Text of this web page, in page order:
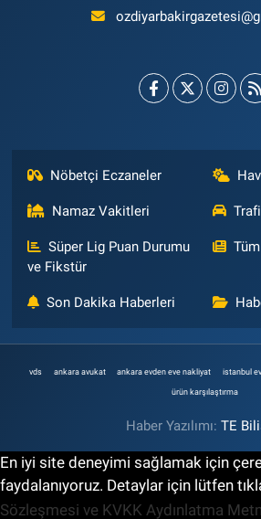
Nöbetçi Eczaneler
Namaz Vakitleri
Süper Lig Puan Durumu
ve Fikstür
Son Dakika Haberleri
vds ankara avukat ankara evden eve nakliyat istanbul
ürün karşılaştırma
Haber Yazılımı: TE
En iyi site deneyimi sağlamak için
faydalanıyoruz. Detaylar için lütfen
Sözleşmesi ve KVKK Aydınlatma